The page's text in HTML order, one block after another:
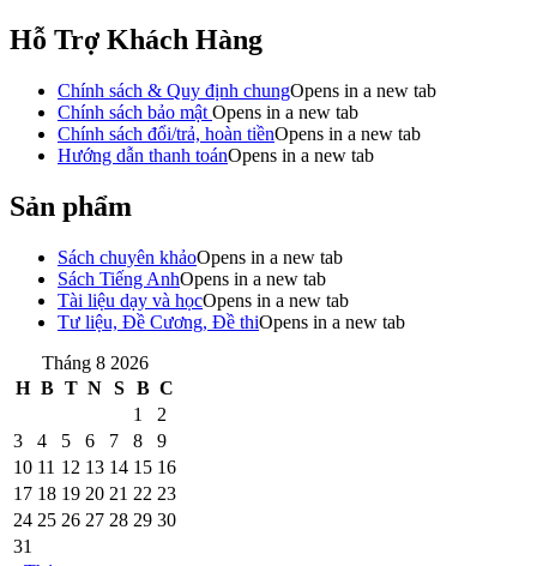
Hỗ Trợ Khách Hàng
Chính sách & Quy định chungOpens in a new tab
Chính sách bảo mật Opens in a new tab
Chính sách đổi/trả, hoàn tiềnOpens in a new tab
Hướng dẫn thanh toánOpens in a new tab
Sản phẩm
Sách chuyên khảoOpens in a new tab
Sách Tiếng AnhOpens in a new tab
Tài liệu dạy và họcOpens in a new tab
Tư liệu, Đề Cương, Đề thiOpens in a new tab
Tháng 8 2026
H B T N S B C
1
2
3
4 5 6 7 8
9
10 11 12 13 14 15 16
17 18 19 20 21 22 23
24 25 26 27 28 29 30
31